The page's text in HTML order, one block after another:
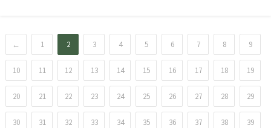
← 1 2 3 4 5 6 7 8 9
10 11 12 13 14 15 16 17 18 19
20 21 22 23 24 25 26 27 28 29
30 31 32 33 34 35 36 37 38 39